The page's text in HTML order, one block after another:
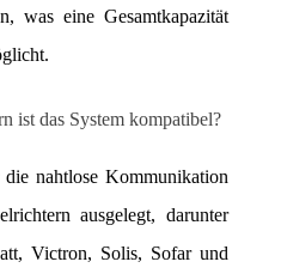
was eine Gesamtkapazität
ist das System kompatibel?
nahtlose Kommunikation
ausgelegt, darunter
Victron, Solis, Sofar und